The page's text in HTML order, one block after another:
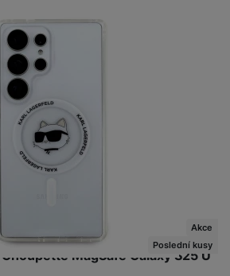
MagSafe Galaxy S25 U
Akce
Poslední kusy